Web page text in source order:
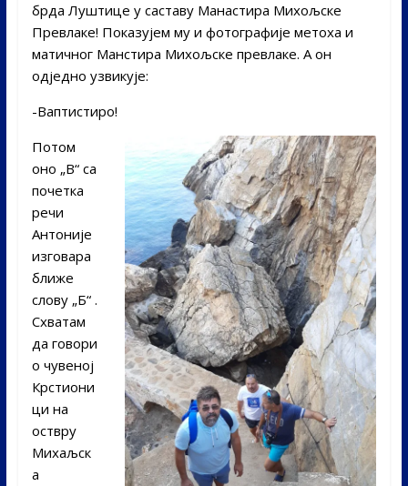
брда Луштице у саставу Манастира Михољске
Превлаке! Показујем му и фотографије метоха и
матичног Манстира Михољске превлаке. А он
одједно узвикује:
-Ваптистиро!
Потом
оно „В“ са
почетка
речи
Антоније
изговара
ближе
слову „Б“ .
Схватам
да говори
о чувеној
Крстиони
ци на
оствру
Михаљск
а